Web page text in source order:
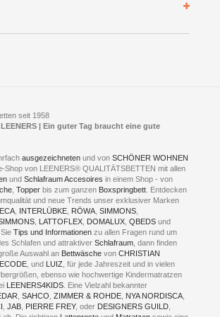
für unsere Onlineartikel.
für eine Showroom Terminreservierung
Uhr
UND
seit 1958
| Ein guter Tag braucht eine gute
ausgezeichnetenund vonSCHÖNER WOHNEN
Shop von LEENERS® QUALITÄTSBETTEN mit allen
undSchlafraum Accesoires in einem Shop - von
,Topper bis zum ganzen Boxspringbett . Entdecken
und neue Trends unser exklusiver Marken
INTERLÜBKE RÖWA ,SIMMONS
LATTOFLEX DOMALUX ,QBEDS und
SieTips und Informationen zu allen Fragen rund um
Schlafen und attraktiverSchlafraum , dann finden
Auswahl an Bettwäsche vonCHRISTIAN
, und LUIZ , für jede Jahreszeit und in vielen
ebenso wie hochwertige Kindermatratzen
LEENERS4KIDS . Eine Vielzahl bekannter
,SAHCO ,ZIMMER & ROHDE NYA NORDISCA
,JAB PIERRE FREY, oder DESIGNERS GUILD